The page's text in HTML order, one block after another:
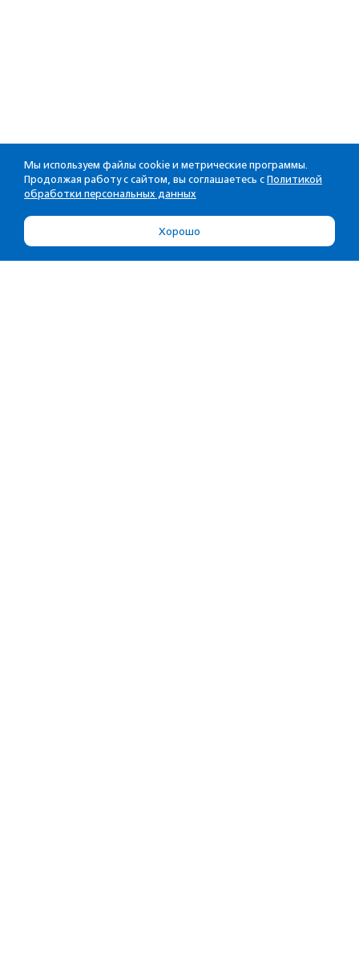
Мы используем файлы cookie и метрические программы.
Продолжая работу с сайтом, вы соглашаетесь с Политикой
обработки персональных данных
Хорошо